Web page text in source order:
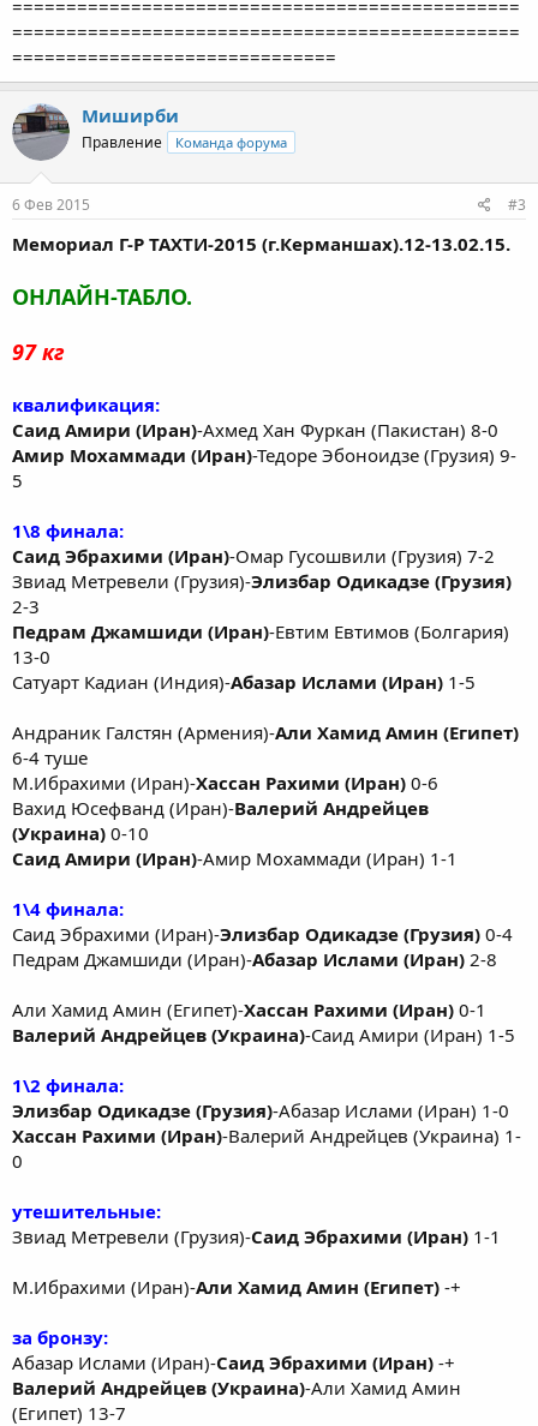
===============================================
===============================================
==============================
Миширби
Правление Команда форума
6 Фев 2015 #3
Мемориал Г-Р ТАХТИ-2015 (г.Керманшах).12-13.02.15.
ОНЛАЙН-ТАБЛО.
97 кг
квалификация:
Саид Амири (Иран)-Ахмед Хан Фуркан (Пакистан) 8-0
Амир Мохаммади (Иран)-Тедоре Эбоноидзе (Грузия) 9-
5
1\8 финала:
Саид Эбрахими (Иран)-Омар Гусошвили (Грузия) 7-2
Звиад Метревели (Грузия)-Элизбар Одикадзе (Грузия)
2-3
Педрам Джамшиди (Иран)-Евтим Евтимов (Болгария)
13-0
Сатуарт Кадиан (Индия)-Абазар Ислами (Иран) 1-5
Андраник Галстян (Армения)-Али Хамид Амин (Египет)
6-4 туше
М.Ибрахими (Иран)-Хассан Рахими (Иран) 0-6
Вахид Юсефванд (Иран)-Валерий Андрейцев
(Украина) 0-10
Саид Амири (Иран)-Амир Мохаммади (Иран) 1-1
1\4 финала:
Саид Эбрахими (Иран)-Элизбар Одикадзе (Грузия) 0-4
Педрам Джамшиди (Иран)-Абазар Ислами (Иран) 2-8
Али Хамид Амин (Египет)-Хассан Рахими (Иран) 0-1
Валерий Андрейцев (Украина)-Саид Амири (Иран) 1-5
1\2 финала:
Элизбар Одикадзе (Грузия)-Абазар Ислами (Иран) 1-0
Хассан Рахими (Иран)-Валерий Андрейцев (Украина) 1-
0
утешительные:
Звиад Метревели (Грузия)-Саид Эбрахими (Иран) 1-1
М.Ибрахими (Иран)-Али Хамид Амин (Египет) -+
за бронзу:
Абазар Ислами (Иран)-Саид Эбрахими (Иран) -+
Валерий Андрейцев (Украина)-Али Хамид Амин
(Египет) 13-7